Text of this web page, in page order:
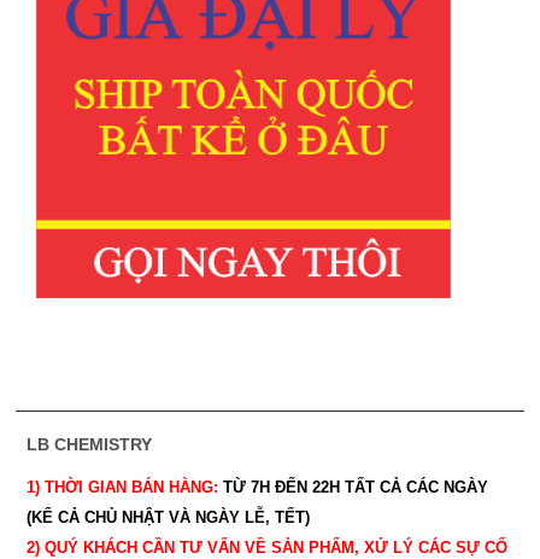
LB CHEMISTRY
1) THỜI GIAN BÁN HÀNG: TỪ 7H ĐẾN 22H TẤT CẢ CÁC NGÀY
(KỂ CẢ CHỦ NHẬT VÀ NGÀY LỄ, TẾT)
2) QUÝ KHÁCH CẦN TƯ VẤN VỀ SẢN PHẨM, XỬ LÝ CÁC SỰ CỐ